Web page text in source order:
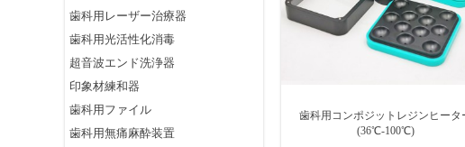
歯科用レーザー治療器
歯科用光活性化消毒
超音波エンド洗浄器
印象材練和器
歯科用ファイル
歯科用無痛麻酔装置
歯科用コンポジットレジンヒータ
(36℃-100℃)